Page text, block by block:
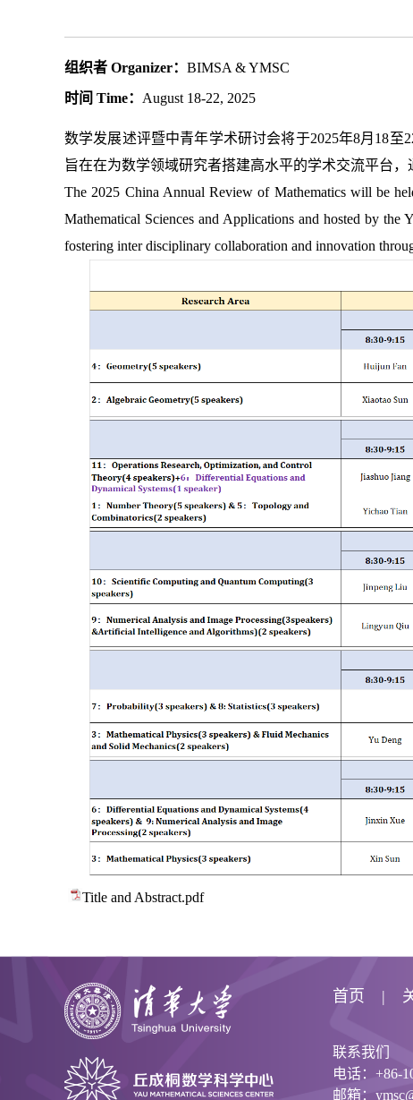
组织者 Organizer： BIMSA & YMSC
时间 Time： August 18-22, 2025
数学发展述评暨中青年学术研讨会将于2025年8月18
旨在在为数学领域研究者搭建高水平的学术交流平台
The 2025 China Annual Review of Mathematics will be
Mathematical Sciences and Applications and hosted by the
fostering inter disciplinary collaboration and innovation
Title and Abstract.pdf
首页
联系我们
电话：+86-
邮箱：